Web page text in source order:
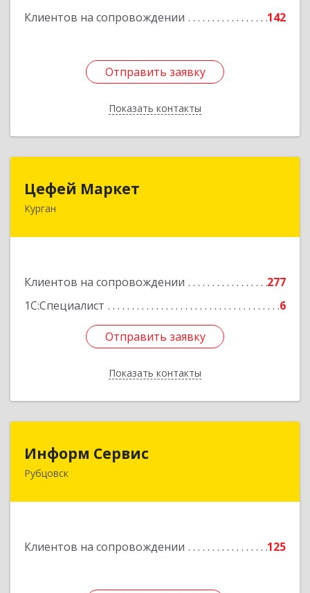
Клиентов на сопровождении 142
Отправить заявку
Показать контакты
Отправить заявку
Назад
Цефей Маркет
Курган
Клиентов на сопровождении
277
1С:Специалист
6
Отправить заявку
Показать контакты
640002, Курганская обл, Курган г, М.Горького
Отправить заявку
Назад
Информ Сервис
Рубцовск
Клиентов на сопровождении 125
658204, Алтайский край, Рубцовск г, Алтайская